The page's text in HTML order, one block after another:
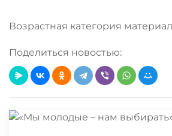
Возрастная категория
Поделиться новостью: